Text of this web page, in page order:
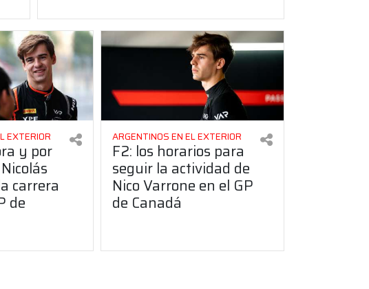
EXTERIOR
y por
carrera
de
ARGENTINOS EN EL EXTERIOR
F2: los horarios para
seguir la actividad de
Nico Varrone en el GP
de Canadá